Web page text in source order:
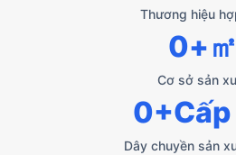
Thương hiệu
Cơ sở sản
0+㎡
Dây chuyền sản
0